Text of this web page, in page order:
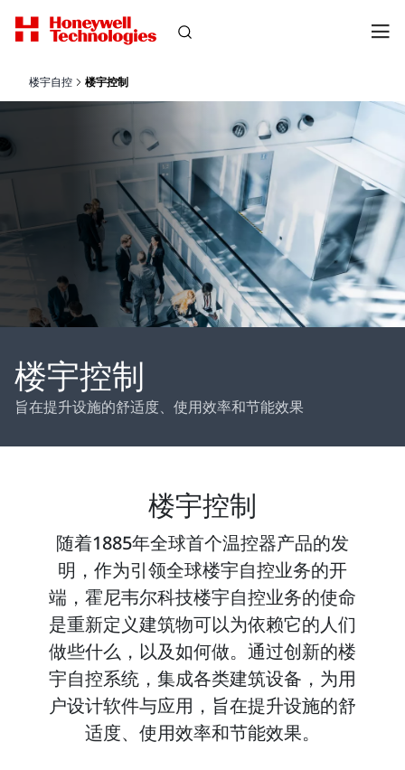
楼宇自控 楼宇控制
楼宇控制
旨在提升设施的舒适度、使用效率和节能效果
楼宇控制
随着1885年全球首个温控器产品的发
明，作为引领全球楼宇自控业务的开
端，霍尼韦尔科技楼宇自控业务的使命
是重新定义建筑物可以为依赖它的人们
做些什么，以及如何做。通过创新的楼
宇自控系统，集成各类建筑设备，为用
户设计软件与应用，旨在提升设施的舒
适度、使用效率和节能效果。